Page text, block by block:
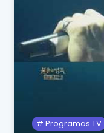
Programas TV